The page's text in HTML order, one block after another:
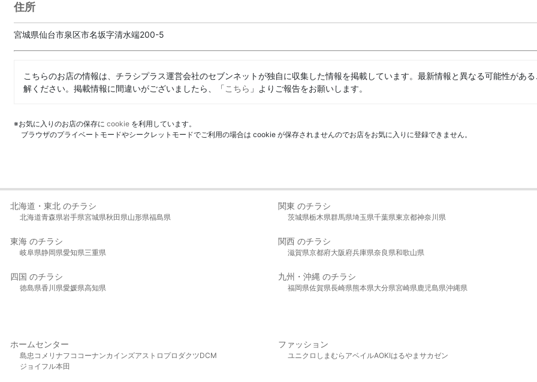
住所
宮城県仙台市泉区市名坂字清水端200-5
こちらのお店の情報は、チラシプラス運営会社のセブンネットが独自に収集した情報を掲載しています。最新情報と異なる可能性があ
解ください。掲載情報に間違いがございましたら、「こちら 」よりご報告をお願いします。
※お気に入りのお店の保存に cookie を利用しています。
ブラウザのプライベートモードやシークレットモードでご利用の場合は cookie が保存されませんのでお店をお気に入りに登録できません。
北海道・東北 のチラシ
北海道青森県岩手県宮城県秋田県山形県福島県
関東 のチラシ
茨城県栃木県群馬県埼玉県千葉県東京都神奈川県
東海 のチラシ
岐阜県静岡県愛知県三重県
関西 のチラシ
滋賀県京都府大阪府兵庫県奈良県和歌山県
四国 のチラシ
徳島県香川県愛媛県高知県
九州・沖縄 のチラシ
福岡県佐賀県長崎県熊本県大分県宮崎県鹿児島県沖縄県
ホームセンター
島忠 コメリ ナフコ コーナンカインズアストロプロダクツDCM
ジョイフル本田
ファッション
ユニクロ しまむら アベイルAOKIはるやま サカゼン